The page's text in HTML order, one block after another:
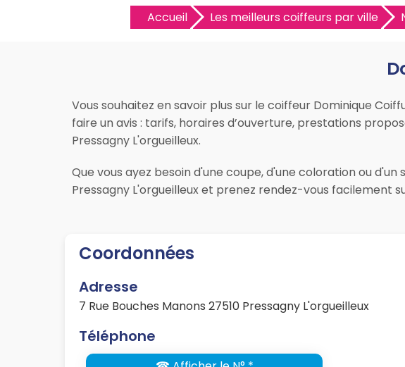
Accueil Les meilleurs coiffeurs par ville
Vous souhaitez en savoir plus sur le coiffeur Dominique
faire un avis : tarifs, horaires d’ouverture, prestations
Pressagny L'orgueilleux.
Que vous ayez besoin d'une coupe, d'une coloration ou
Pressagny L'orgueilleux et prenez rendez-vous facilement
Coordonnées
Adresse
7 Rue Bouches Manons 27510 Pressagny L'orgueilleux
Téléphone